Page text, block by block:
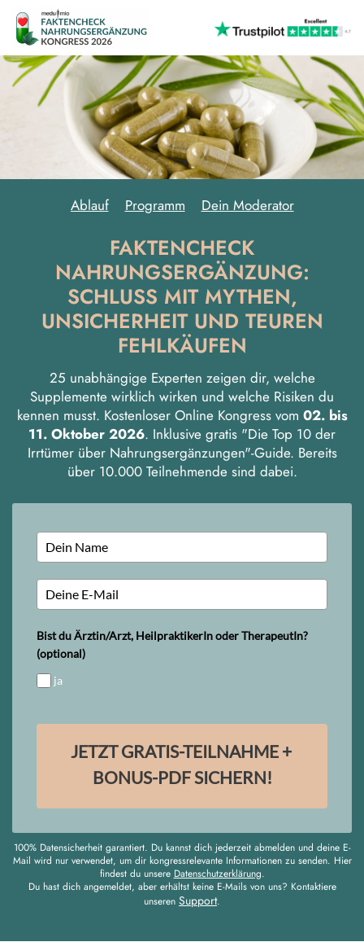
Ablauf Programm Dein Moderator
FAKTENCHECK
NAHRUNGSERGÄNZUNG:
SCHLUSS MIT MYTHEN,
UNSICHERHEIT UND TEUREN
FEHLKÄUFEN
25 unabhängige Experten zeigen dir, welche
Supplemente wirklich wirken und welche Risiken du
kennen musst. Kostenloser Online Kongress vom 02. bis
11. Oktober 2026. Inklusive gratis "Die Top 10 der
Irrtümer über Nahrungsergänzungen"-Guide. Bereits
über 10.000 Teilnehmende sind dabei.
Bist du Ärztin/Arzt, HeilpraktikerIn oder TherapeutIn?
(optional)
ja
JETZT GRATIS-TEILNAHME +
BONUS-PDF SICHERN!
100% Datensicherheit garantiert. Du kannst dich jederzeit abmelden und deine E-
Mail wird nur verwendet, um dir kongressrelevante Informationen zu senden. Hier
findest du unsere Datenschutzerklärung.
Du hast dich angemeldet, aber erhältst keine E-Mails von uns? Kontaktiere
unseren Support.